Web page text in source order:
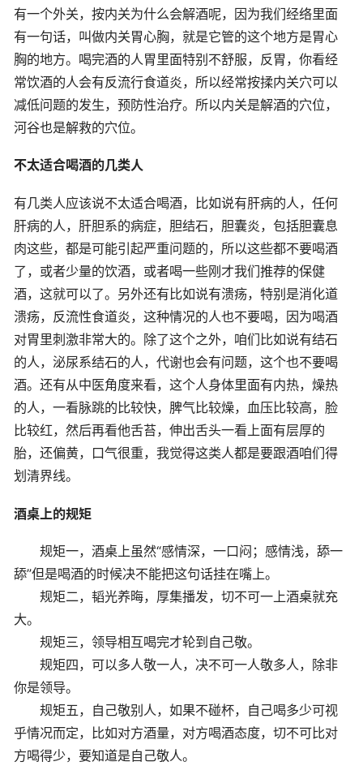
有一个外关，按内关为什么会解酒呢，因为我们经络里面
有一句话，叫做内关胃心胸，就是它管的这个地方是胃心
胸的地方。喝完酒的人胃里面特别不舒服，反胃，你看经
常饮酒的人会有反流行食道炎，所以经常按揉内关穴可以
减低问题的发生，预防性治疗。所以内关是解酒的穴位，
河谷也是解救的穴位。
不太适合喝酒的几类人
有几类人应该说不太适合喝酒，比如说有肝病的人，任何
肝病的人，肝胆系的病症，胆结石，胆囊炎，包括胆囊息
肉这些，都是可能引起严重问题的，所以这些都不要喝酒
了，或者少量的饮酒，或者喝一些刚才我们推荐的保健
酒，这就可以了。另外还有比如说有溃疡，特别是消化道
溃疡，反流性食道炎，这种情况的人也不要喝，因为喝酒
对胃里刺激非常大的。除了这个之外，咱们比如说有结石
的人，泌尿系结石的人，代谢也会有问题，这个也不要喝
酒。还有从中医角度来看，这个人身体里面有内热，燥热
的人，一看脉跳的比较快，脾气比较燥，血压比较高，脸
比较红，然后再看他舌苔，伸出舌头一看上面有层厚的
胎，还偏黄，口气很重，我觉得这类人都是要跟酒咱们得
划清界线。
酒桌上的规矩
规矩一，酒桌上虽然“感情深，一口闷；感情浅，舔一
舔”但是喝酒的时候决不能把这句话挂在嘴上。
规矩二，韬光养晦，厚集播发，切不可一上酒桌就充
大。
规矩三，领导相互喝完才轮到自己敬。
规矩四，可以多人敬一人，决不可一人敬多人，除非
你是领导。
规矩五，自己敬别人，如果不碰杯，自己喝多少可视
乎情况而定，比如对方酒量，对方喝酒态度，切不可比对
方喝得少，要知道是自己敬人。